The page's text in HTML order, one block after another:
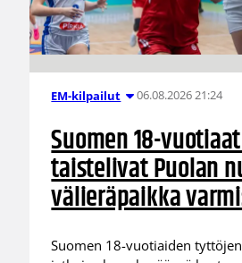
EM-kilpailut 06.08.2026 21:24
Suomen 18-
taistelivat Puolan
välieräpaikka
Suomen 18-vuotiaiden